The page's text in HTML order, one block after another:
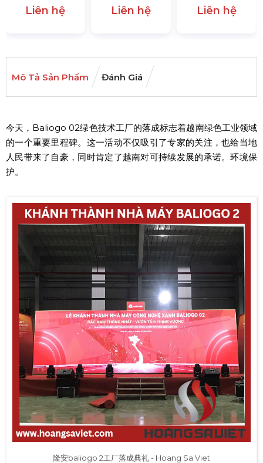
Liên hệ Liên hệ Liên hệ
Mô Tả Sản Phẩm Đánh Giá
今天，Baliogo 02绿色技术工厂的落成标志着越南绿色工业领域
的一个重要里程碑。这一活动不仅吸引了专家的关注，也给当地
人民带来了自豪，同时肯定了越南对可持续发展的承诺。环境保
护。
隆安baliogo 2工厂落成典礼 - Hoang Sa Viet